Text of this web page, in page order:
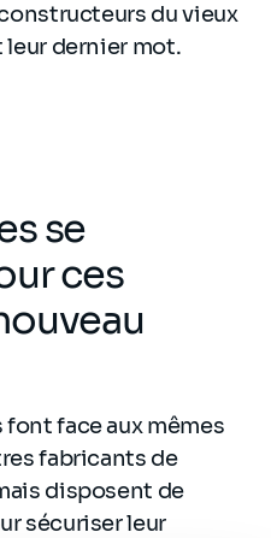
du vieux
dernier mot.
se
ces
face aux mêmes
fabricants de
disposent de
sécuriser leur